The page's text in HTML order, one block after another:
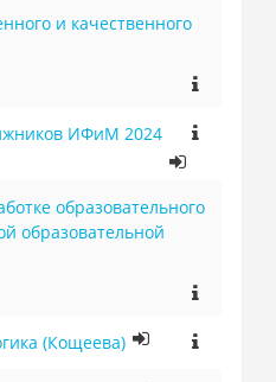
и качественного
ИФиМ 2024
образовательного
образовательной
(Кощеева)